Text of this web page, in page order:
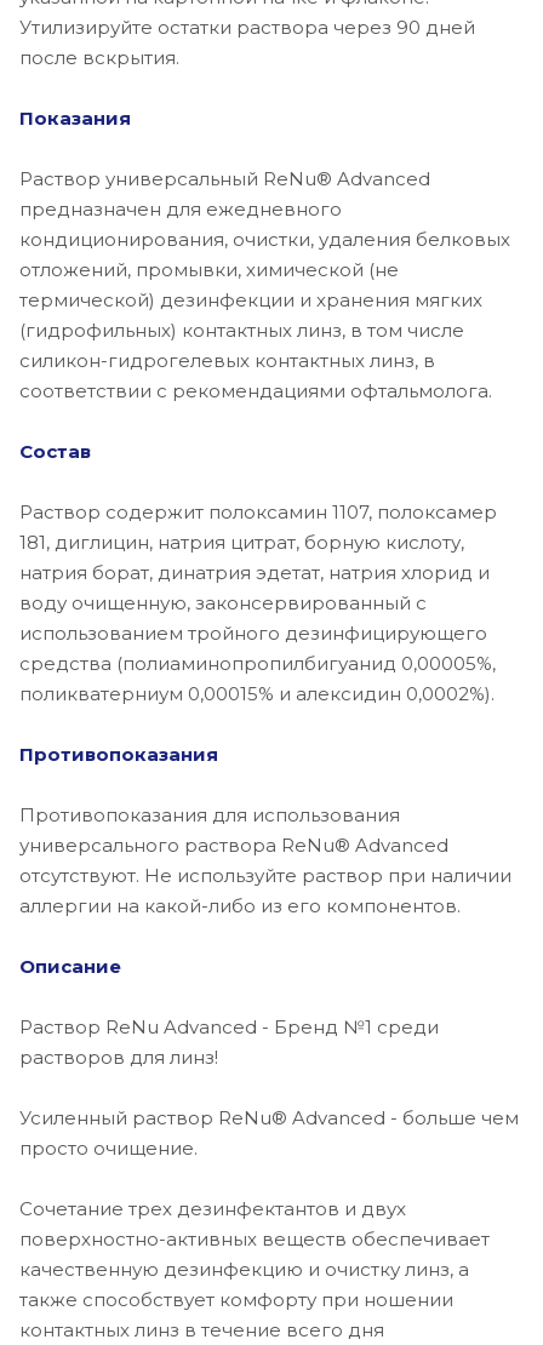
Утилизируйте остатки раствора через 90 дней
после вскрытия.
Показания
Раствор универсальный ReNu® Advanced
предназначен для ежедневного
кондиционирования, очистки, удаления белковых
отложений, промывки, химической (не
термической) дезинфекции и хранения мягких
(гидрофильных) контактных линз, в том числе
силикон-гидрогелевых контактных линз, в
соответствии с рекомендациями офтальмолога.
Состав
Раствор содержит полоксамин 1107, полоксамер
181, диглицин, натрия цитрат, борную кислоту,
натрия борат, динатрия эдетат, натрия хлорид и
воду очищенную, законсервированный с
использованием тройного дезинфицирующего
средства (полиаминопропилбигуанид 0,00005%,
поликватерниум 0,00015% и алексидин 0,0002%).
Противопоказания
Противопоказания для использования
универсального раствора ReNu® Advanced
отсутствуют. Не используйте раствор при наличии
аллергии на какой-либо из его компонентов.
Описание
Раствор ReNu Advanced - Бренд №1 среди
растворов для линз!
Усиленный раствор ReNu® Advanced - больше чем
просто очищение.
Сочетание трех дезинфектантов и двух
поверхностно-активных веществ обеспечивает
качественную дезинфекцию и очистку линз, а
также способствует комфорту при ношении
контактных линз в течение всего дня